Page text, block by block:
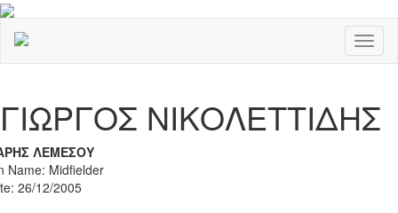
ΓΙΩΡΓΟΣ ΝΙΚΟΛΕΤΤΙΔΗΣ
ΛΕΜΕΣΟΥ
Name: Midfielder
26/12/2005